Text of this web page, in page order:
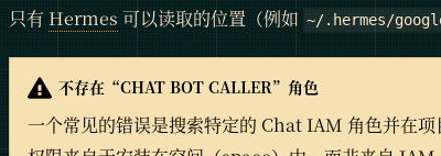
只有 Hermes 可以读取的位置（例如 ~/.hermes/
不存在“CHAT BOT CALLER”角色
一个常见的错误是搜索特定的 Chat IAM 角色并在